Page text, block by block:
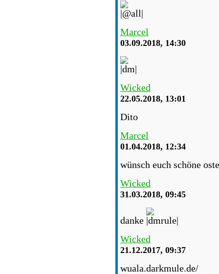
Marcel
03.09.2018, 14:30
Wicked
22.05.2018, 13:01
Dito
Marcel
01.04.2018, 12:34
wünsch euch schöne
Wicked
31.03.2018, 09:45
danke
Wicked
21.12.2017, 09:37
wuala.darkmule.de/